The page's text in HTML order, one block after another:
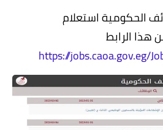
الحكومية استعلام
هذا الرابط
https://jobs.caoa.gov.eg/